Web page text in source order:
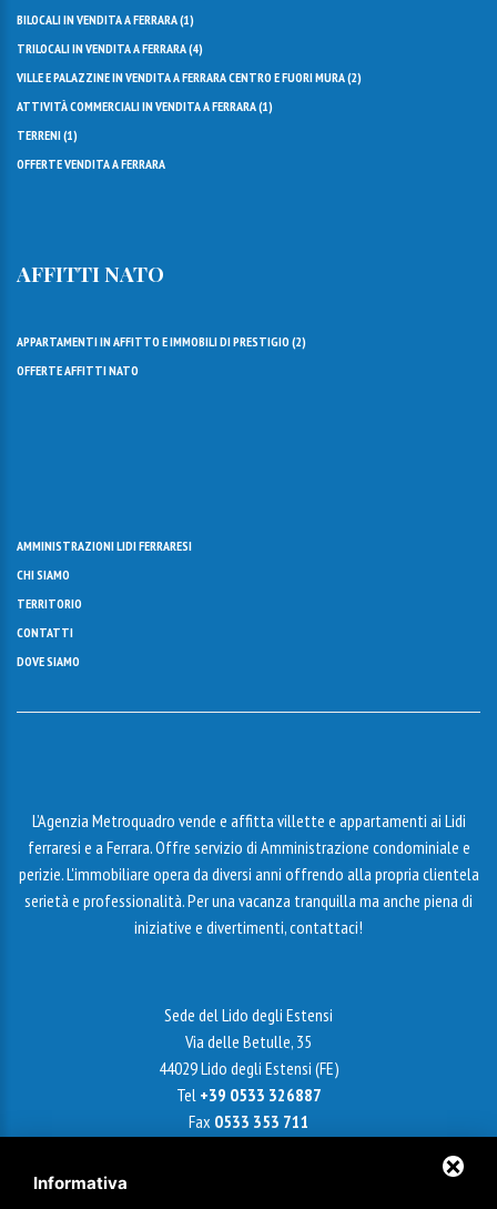
BILOCALI IN VENDITA A FERRARA (1)
TRILOCALI IN VENDITA A FERRARA (4)
VILLE E PALAZZINE IN VENDITA A FERRARA CENTRO E FUORI MURA (2)
ATTIVITÀ COMMERCIALI IN VENDITA A FERRARA (1)
TERRENI (1)
OFFERTE VENDITA A FERRARA
AFFITTI NATO
APPARTAMENTI IN AFFITTO E IMMOBILI DI PRESTIGIO (2)
OFFERTE AFFITTI NATO
AMMINISTRAZIONI LIDI FERRARESI
CHI SIAMO
TERRITORIO
CONTATTI
DOVE SIAMO
L’Agenzia Metroquadro vende e affitta villette e appartamenti ai Lidi
ferraresi e a Ferrara. Offre servizio di Amministrazione condominiale e
perizie. L'immobiliare opera da diversi anni offrendo alla propria clientela
serietà e professionalità. Per una vacanza tranquilla ma anche piena di
iniziative e divertimenti, contattaci!
Sede del Lido degli Estensi
Via delle Betulle, 35
44029 Lido degli Estensi (FE)
Tel +39 0533 326887
Fax 0533 353 711
Informativa